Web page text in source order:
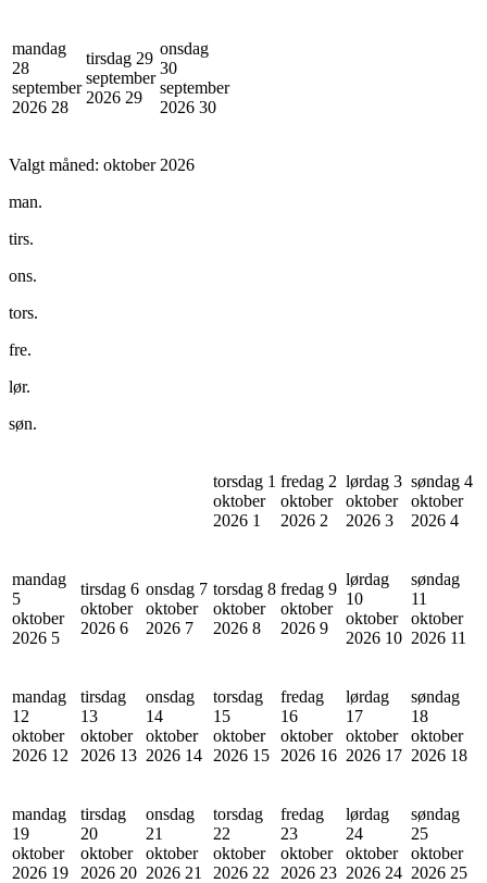
mandag
28
september
2026 28
tirsdag 29
september
2026 29
onsdag
30
september
2026 30
Valgt måned: oktober 2026
man.
tirs.
ons.
tors.
fre.
lør.
søn.
torsdag 1
oktober
2026 1
fredag 2
oktober
2026 2
lørdag 3
oktober
2026 3
søndag 4
oktober
2026 4
mandag
5
oktober
2026 5
tirsdag 6
oktober
2026 6
onsdag 7
oktober
2026 7
torsdag 8
oktober
2026 8
fredag 9
oktober
2026 9
lørdag
10
oktober
2026 10
søndag
11
oktober
2026 11
mandag
12
oktober
2026 12
tirsdag
13
oktober
2026 13
onsdag
14
oktober
2026 14
torsdag
15
oktober
2026 15
fredag
16
oktober
2026 16
lørdag
17
oktober
2026 17
søndag
18
oktober
2026 18
mandag
19
oktober
2026 19
tirsdag
20
oktober
2026 20
onsdag
21
oktober
2026 21
torsdag
22
oktober
2026 22
fredag
23
oktober
2026 23
lørdag
24
oktober
2026 24
søndag
25
oktober
2026 25